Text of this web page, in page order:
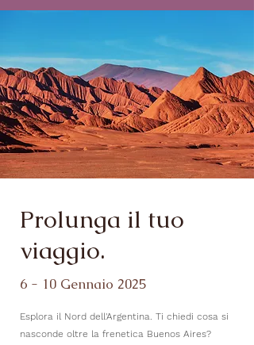
Prolunga il tuo
viaggio.
6 - 10 Gennaio 2025
Esplora il Nord dell'Argentina. Ti chiedi cosa si
nasconde oltre la frenetica Buenos Aires?